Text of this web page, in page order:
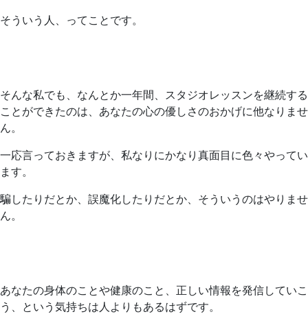
そういう人、ってことです。
そんな私でも、なんとか一年間、スタジオレッスンを継続する
ことができたのは、あなたの心の優しさのおかげに他なりませ
ん。
一応言っておきますが、私なりにかなり真面目に色々やってい
ます。
騙したりだとか、誤魔化したりだとか、そういうのはやりませ
ん。
あなたの身体のことや健康のこと、正しい情報を発信していこ
う、という気持ちは人よりもあるはずです。